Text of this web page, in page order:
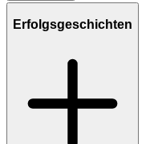
Erfolgsgeschichten